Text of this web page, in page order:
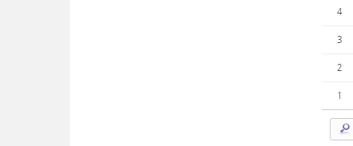
4
3
2
1